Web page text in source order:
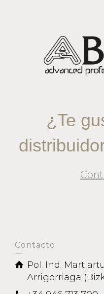
¿Te
Contacto
Pol. Ind. Martiartu
Arrigorriaga